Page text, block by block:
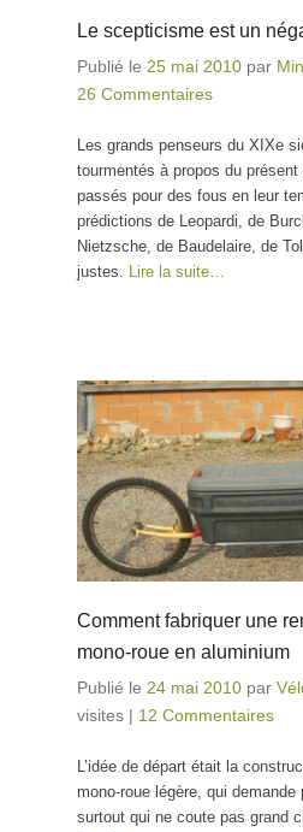
Le scepticisme est un
Publié le 25 mai 2010 par
26 Commentaires
Les grands penseurs du XIXe
tourmentés à propos du
passés pour des fous en leur
prédictions de Leopardi, de
Nietzsche, de Baudelaire, de
justes. Lire la suite…
Comment fabriquer une
mono-roue en aluminium
Publié le 24 mai 2010 par
visites | 12 Commentaires
L’idée de départ était la
mono-roue légère, qui demande
surtout qui ne coute pas grand